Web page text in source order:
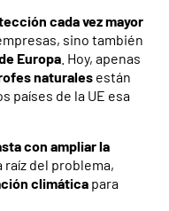
cada vez mayor
sino también
Europa . Hoy, apenas
naturales están
países de la UE esa
con ampliar la
raíz del problema,
climática para